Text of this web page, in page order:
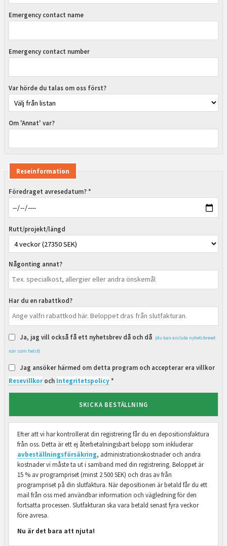
Emergency contact name
Emergency contact number
Var hörde du talas om oss först?
Om 'Annat' var?
Reseinformation
Föredraget avresedatum? *
Rutt/projekt/längd
Någonting annat?
Har du en rabattkod?
Ja, jag vill också få ett nyhetsbrev då och då (du kan avsluta nyhetsbrevet
när som helst)
Jag ansöker härmed om detta program och accepterar era villkor
Resevillkoroch Integritetspolicy*
SKICKA BESTÄLLNING
Efter att vi har kontrollerat din registrering får du en depositionsfaktura
från oss. Detta är ett ej återbetalningsbart belopp som inkluderar
avbeställningsförsäkring, administrationskostnader och andra
kostnader vi måste ta ut i samband med din registrering. Beloppet är
15 % av programpriset (minst 2 500 SEK) och dras av från
programpriset på din slutfaktura. När depositionen är betald får du ett
mail från oss med användbar information och vägledning för den
fortsatta processen. Slutfakturan ska vara betald senast fyra veckor
före avresa.
Nu är det bara att njuta!